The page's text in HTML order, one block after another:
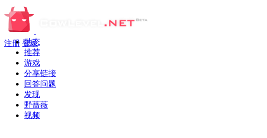
注册 登录
动态
推荐
游戏
分享链接
回答问题
发现
野蔷薇
视频